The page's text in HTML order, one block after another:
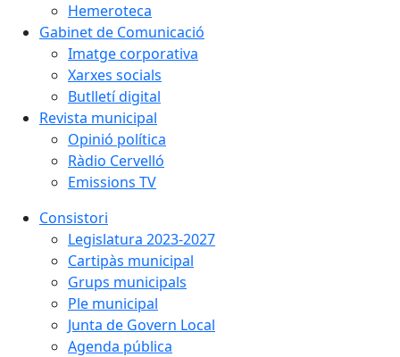
Hemeroteca
Gabinet de Comunicació
Imatge corporativa
Xarxes socials
Butlletí digital
Revista municipal
Opinió política
Ràdio Cervelló
Emissions TV
Consistori
Legislatura 2023-2027
Cartipàs municipal
Grups municipals
Ple municipal
Junta de Govern Local
Agenda pública